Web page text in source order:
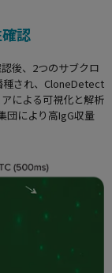
認
後、2つのサブクロ
種され、CloneDetect
による可視化と解析
団により高IgG収量